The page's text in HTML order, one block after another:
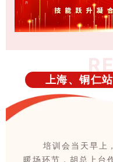
上海、铜仁
培训会当天早上
暖场环节，胡总上台